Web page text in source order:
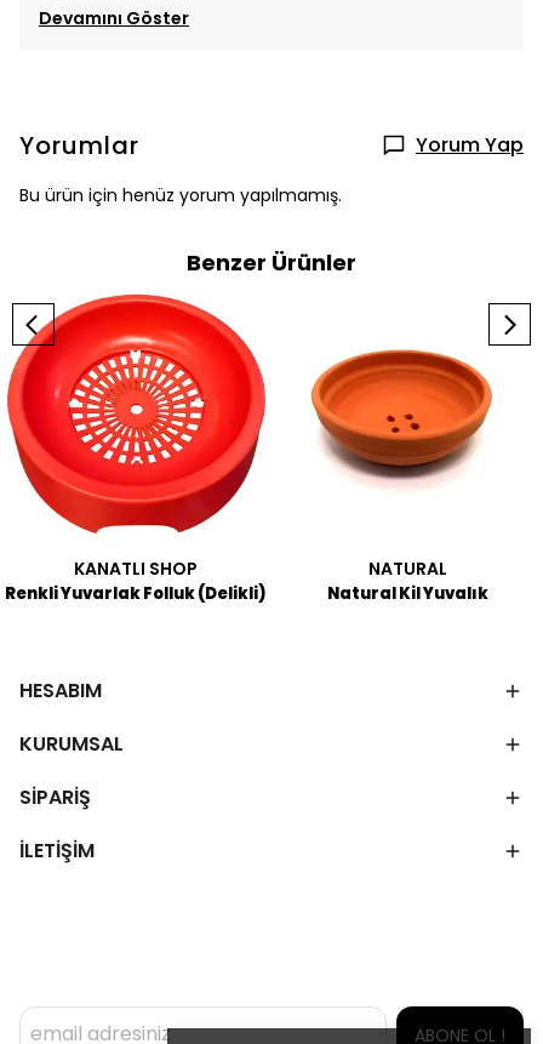
Devamını Göster
Yorumlar Yorum Yap
Bu ürün için henüz yorum yapılmamış.
Benzer Ürünler
KANATLI SHOP
Renkli Yuvarlak Folluk (Delikli)
NATURAL
Natural Kil Yuvalık
HESABIM
KURUMSAL
SİPARİŞ
İLETİŞİM
ABONE OL !